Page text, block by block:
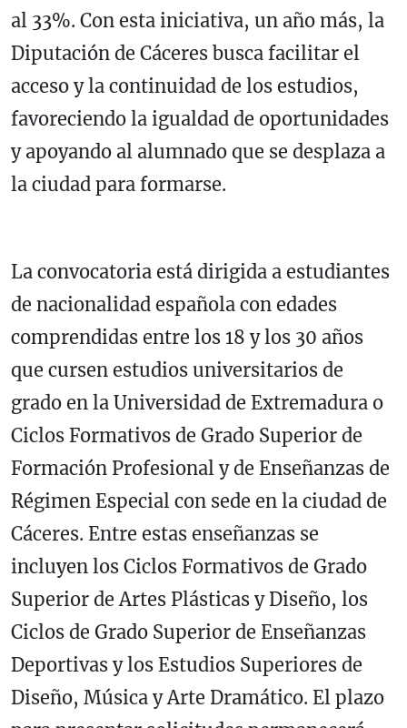
al 33%. Con esta iniciativa, un año más, la
Diputación de Cáceres busca facilitar el
acceso y la continuidad de los estudios,
favoreciendo la igualdad de oportunidades
y apoyando al alumnado que se desplaza a
la ciudad para formarse.
La convocatoria está dirigida a estudiantes
de nacionalidad española con edades
comprendidas entre los 18 y los 30 años
que cursen estudios universitarios de
grado en la Universidad de Extremadura o
Ciclos Formativos de Grado Superior de
Formación Profesional y de Enseñanzas de
Régimen Especial con sede en la ciudad de
Cáceres. Entre estas enseñanzas se
incluyen los Ciclos Formativos de Grado
Superior de Artes Plásticas y Diseño, los
Ciclos de Grado Superior de Enseñanzas
Deportivas y los Estudios Superiores de
Diseño, Música y Arte Dramático. El plazo